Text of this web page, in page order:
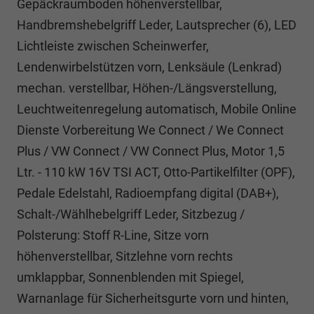
Gepäckraumboden höhenverstellbar,
Handbremshebelgriff Leder, Lautsprecher (6), LED
Lichtleiste zwischen Scheinwerfer,
Lendenwirbelstützen vorn, Lenksäule (Lenkrad)
mechan. verstellbar, Höhen-/Längsverstellung,
Leuchtweitenregelung automatisch, Mobile Online
Dienste Vorbereitung We Connect / We Connect
Plus / VW Connect / VW Connect Plus, Motor 1,5
Ltr. - 110 kW 16V TSI ACT, Otto-Partikelfilter (OPF),
Pedale Edelstahl, Radioempfang digital (DAB+),
Schalt-/Wählhebelgriff Leder, Sitzbezug /
Polsterung: Stoff R-Line, Sitze vorn
höhenverstellbar, Sitzlehne vorn rechts
umklappbar, Sonnenblenden mit Spiegel,
Warnanlage für Sicherheitsgurte vorn und hinten,